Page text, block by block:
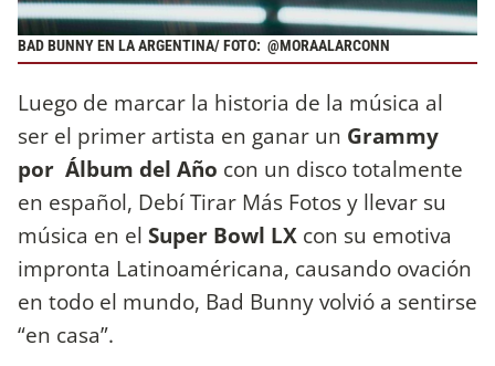
BAD BUNNY EN LA ARGENTINA/ FOTO: @MORAALARCONN
Luego de marcar la historia de la música al
ser el primer artista en ganar un Grammy
por Álbum del Año con un disco totalmente
en español, Debí Tirar Más Fotos y llevar su
música en el Super Bowl LX con su emotiva
impronta Latinoaméricana, causando ovación
en todo el mundo, Bad Bunny volvió a sentirse
“en casa”.